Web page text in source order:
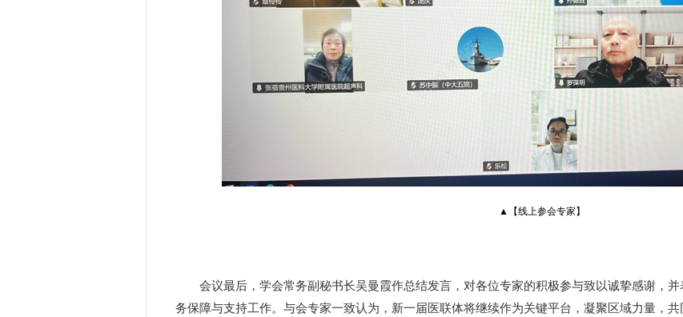
▲【线上参会专家】
会议最后，学会常务副秘书长吴曼霞作总结发言，对各位专家的积极参与致以诚挚感谢，
务保障与支持工作。与会专家一致认为，新一届医联体将继续作为关键平台，凝聚区域力量，